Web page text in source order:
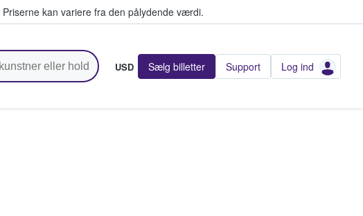
Priserne kan variere fra den pålydende værdi.
USD Sælg billetter Support Log ind